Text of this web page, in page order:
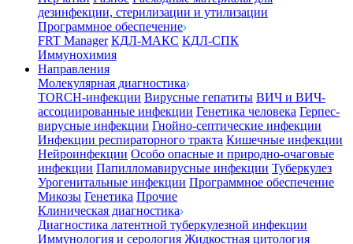
дезинфекции, стерилизации и утилизации
Программное обеспечение
FRT Manager КДЛ-МАКС КДЛ-СПК
Иммунохимия
Направления
Молекулярная диагностика
TORCH-инфекции Вирусные гепатиты ВИЧ и ВИЧ-
ассоциированные инфекции Генетика человека Герпес-
вирусные инфекции Гнойно-септические инфекции
Инфекции респираторного тракта Кишечные инфекции
Нейроинфекции Особо опасные и природно-очаговые
инфекции Папилломавирусные инфекции Туберкулез
Урогенитальные инфекции Программное обеспечение
Микозы Генетика Прочие
Клиническая диагностика
Диагностика латентной туберкулезной инфекции
Иммунология и серология Жидкостная цитология